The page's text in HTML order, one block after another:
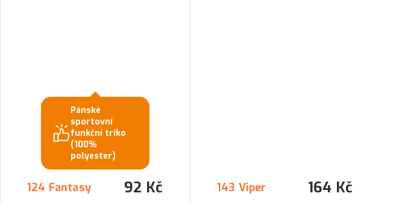
Pánské
sportovní
funkční triko
(100%
polyester)
124 Fantasy 92 Kč 143 Viper 164 Kč